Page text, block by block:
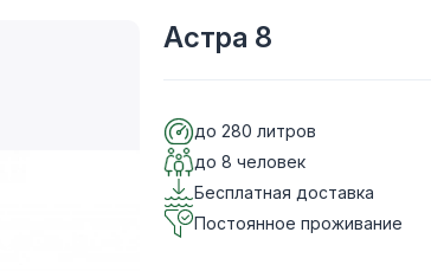
Астра 8
до 280 литров
до 8 человек
Бесплатная доставка
Постоянное проживание